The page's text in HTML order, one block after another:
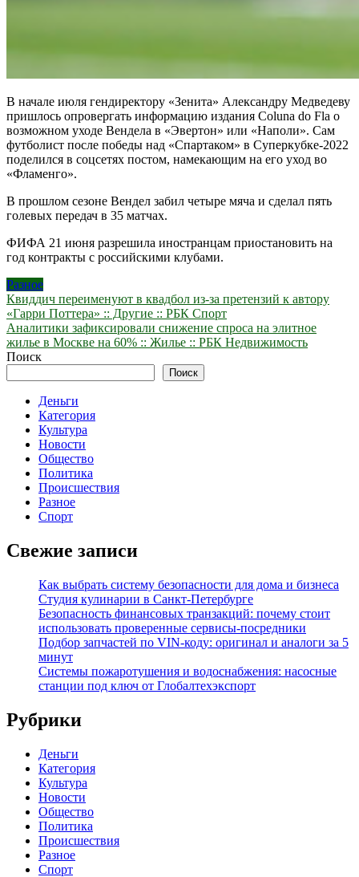
В начале июля гендиректору «Зенита» Александру Медведеву
пришлось опровергать информацию издания Coluna do Fla о
возможном уходе Вендела в «Эвертон» или «Наполи». Сам
футболист после победы над «Спартаком» в Суперкубке-2022
поделился в соцсетях постом, намекающим на его уход во
«Фламенго».
В прошлом сезоне Вендел забил четыре мяча и сделал пять
голевых передач в 35 матчах.
ФИФА 21 июня разрешила иностранцам приостановить на
год контракты с российскими клубами.
Разное
Навигация
по
записям
Квиддич переименуют в квадбол из-за претензий к автору
«Гарри Поттера» :: Другие :: РБК Спорт
Аналитики зафиксировали снижение спроса на элитное
жилье в Москве на 60% :: Жилье :: РБК Недвижимость
Поиск
Поиск
Деньги
Категория
Культура
Новости
Общество
Политика
Происшествия
Разное
Спорт
Свежие записи
Как выбрать систему безопасности для дома и бизнеса
Студия кулинарии в Санкт-Петербурге
Безопасность финансовых транзакций: почему стоит
использовать проверенные сервисы-посредники
Подбор запчастей по VIN-коду: оригинал и аналоги за 5
минут
Системы пожаротушения и водоснабжения: насосные
станции под ключ от Глобалтехэкспорт
Рубрики
Деньги
Категория
Культура
Новости
Общество
Политика
Происшествия
Разное
Спорт